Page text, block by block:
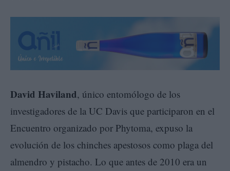
David Haviland, único entomólogo de los
investigadores de la UC Davis que participaron en el
Encuentro organizado por Phytoma, expuso la
evolución de los chinches apestosos como plaga del
almendro y pistacho. Lo que antes de 2010 era un